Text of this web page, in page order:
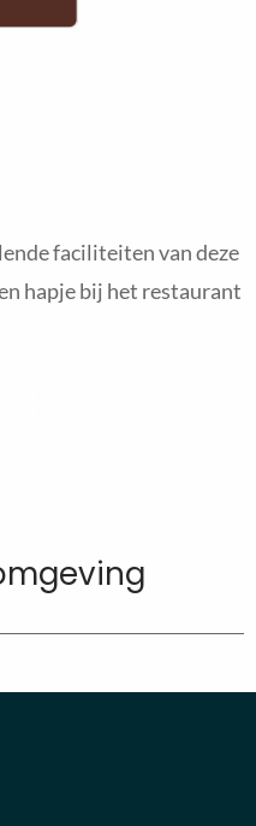
faciliteiten van deze
hapje bij het restaurant